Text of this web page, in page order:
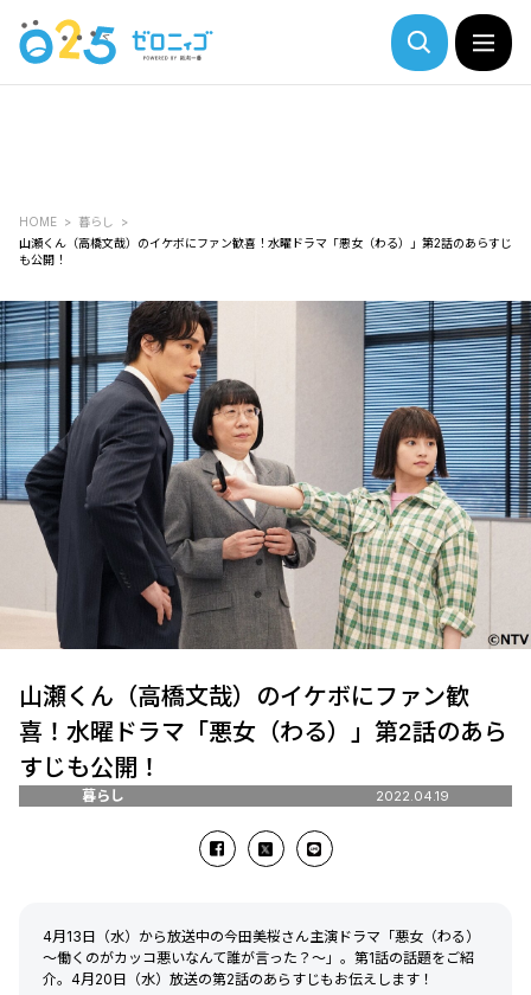
HOME
暮らし
山瀬くん（高橋文哉）のイケボにファン歓喜！水曜ドラマ「悪女（わる）」第2話のあらすじ
も公開！
山瀬くん（高橋文哉）のイケボにファン歓
喜！水曜ドラマ「悪女（わる）」第2話のあら
すじも公開！
暮らし 2022.04.19
4月13日（水）から放送中の今田美桜さん主演ドラマ「悪女（わる）
～働くのがカッコ悪いなんて誰が言った？～」。第1話の話題をご紹
介。4月20日（水）放送の第2話のあらすじもお伝えします！